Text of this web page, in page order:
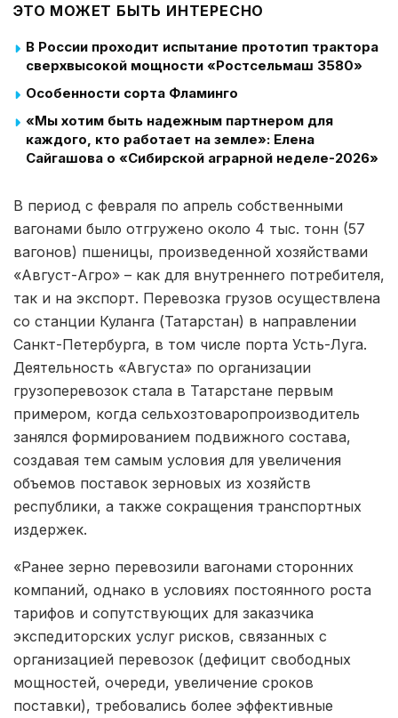
ЭТО МОЖЕТ БЫТЬ ИНТЕРЕСНО
В России проходит испытание прототип трактора
сверхвысокой мощности «Ростсельмаш 3580»
Особенности сорта Фламинго
«Мы хотим быть надежным партнером для
каждого, кто работает на земле»: Елена
Сайгашова о «Сибирской аграрной неделе-2026»
В период с февраля по апрель собственными
вагонами было отгружено около 4 тыс. тонн (57
вагонов) пшеницы, произведенной хозяйствами
«Август-Агро» – как для внутреннего потребителя,
так и на экспорт. Перевозка грузов осуществлена
со станции Куланга (Татарстан) в направлении
Санкт-Петербурга, в том числе порта Усть-Луга.
Деятельность «Августа» по организации
грузоперевозок стала в Татарстане первым
примером, когда сельхозтоваропроизводитель
занялся формированием подвижного состава,
создавая тем самым условия для увеличения
объемов поставок зерновых из хозяйств
республики, а также сокращения транспортных
издержек.
«Ранее зерно перевозили вагонами сторонних
компаний, однако в условиях постоянного роста
тарифов и сопутствующих для заказчика
экспедиторских услуг рисков, связанных с
организацией перевозок (дефицит свободных
мощностей, очереди, увеличение сроков
поставки), требовались более эффективные